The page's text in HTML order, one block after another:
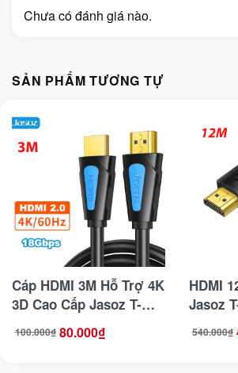
Chưa có đánh giá nào.
SẢN PHẨM TƯƠNG TỰ
Cáp HDMI 3M Hỗ Trợ 4K
3D Cao Cấp Jasoz T-
100.000₫
Giá
gốc 80.000₫
Giá
hiện
HDMI
Jasoz
540.000₫
Giá
gốc
Giá
hiện